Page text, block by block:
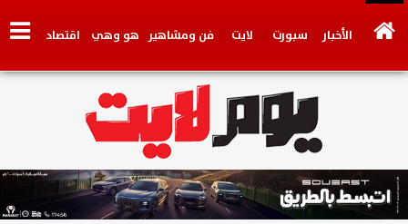
الأخبار سبورت لايت فن ومشاهير هو وهي اقتصاد
وجهات نظر فيديو سيارات